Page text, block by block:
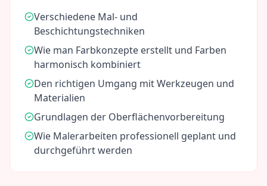
Verschiedene Mal- und
Beschichtungstechniken
Wie man Farbkonzepte erstellt und Farben
harmonisch kombiniert
Den richtigen Umgang mit Werkzeugen und
Materialien
Grundlagen der Oberflächenvorbereitung
Wie Malerarbeiten professionell geplant und
durchgeführt werden